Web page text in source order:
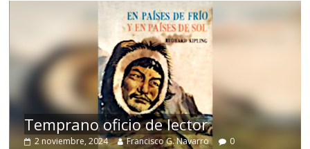
Temprano oficio de lector
2 noviembre, 2024 Francisco G. Navarro 0